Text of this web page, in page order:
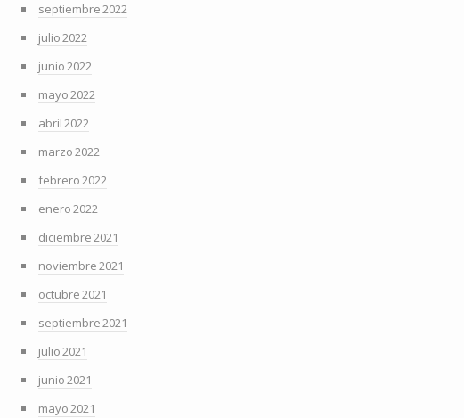
septiembre 2022
julio 2022
junio 2022
mayo 2022
abril 2022
marzo 2022
febrero 2022
enero 2022
diciembre 2021
noviembre 2021
octubre 2021
septiembre 2021
julio 2021
junio 2021
mayo 2021